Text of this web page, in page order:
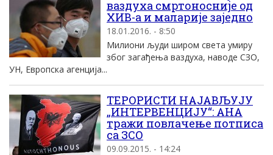
ваздуха смртоносније од
ХИВ-а и маларије заједно
18.01.2016. - 8:50
Милиони људи широм света умиру
због загађења ваздуха, наводе СЗО,
УН, Европска агенција...
ТЕРОРИСТИ НАЈАВЉУЈУ
„ИНТЕРВЕНЦИЈУ“: АНА
тражи повлачење потписа
са ЗСО
09.09.2015. - 14:24